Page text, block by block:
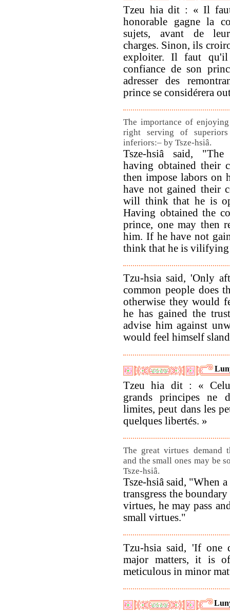
Tzeu hia dit : « Il
honorable gagne la
sujets, avant de
charges. Sinon, ils
exploiter. Il faut
confiance de son
adresser des
prince se considérera
The importance of
right serving of
inferiors:– by Tsze-hsiâ.
Tsze-hsiâ said, "The
having obtained their
then impose labors on
have not gained their
will think that he is
Having obtained the
prince, one may then
him. If he have not
think that he is
Tzu-hsia said, 'Only
common people does
otherwise they would
he has gained the
advise him against
would feel himself
Tzeu hia dit : «
grands principes ne
limites, peut dans les
quelques libertés. »
The great virtues demand
and the small ones may be
Tsze-hsiâ.
Tsze-hsiâ said, "When
transgress the
virtues, he may pass
small virtues."
Tzu-hsia said, 'If one
major matters, it is
meticulous in minor